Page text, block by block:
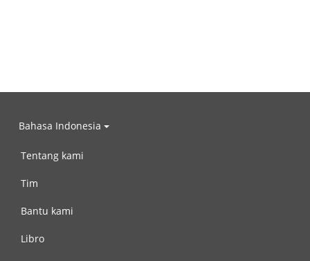
Bahasa Indonesia
Tentang kami
Tim
Bantu kami
Libro